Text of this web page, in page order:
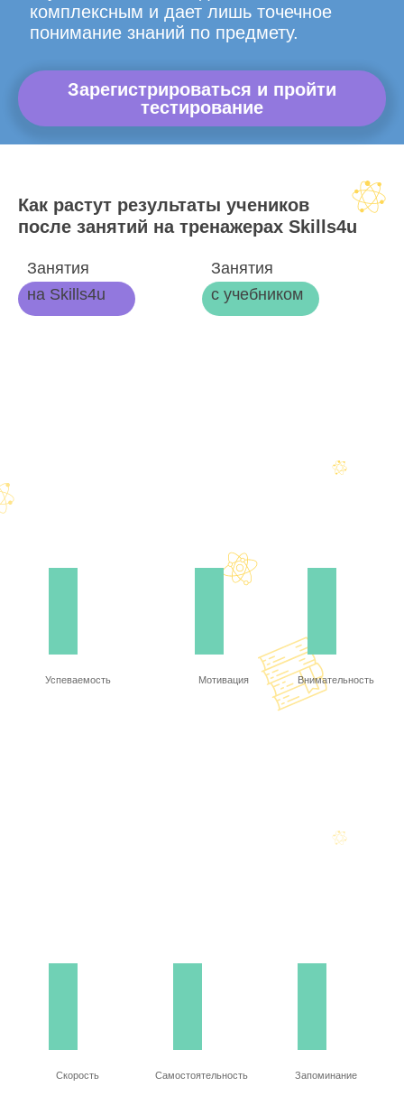
комплексным и дает лишь точечное
понимание знаний по предмету.
Зарегистрироваться и пройти
тестирование
Как растут результаты учеников
после занятий на тренажерах Skills4u
Занятия
на Skills4u
Занятия
с учебником
Успеваемость Мотивация Внимательность
Скорость Самостоятельность Запоминание